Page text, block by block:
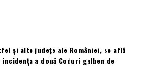
și alte județe ale României, se află
a două Coduri galben de